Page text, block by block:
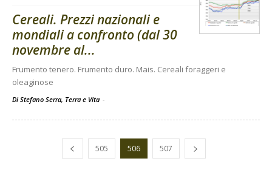
Cereali. Prezzi nazionali e
mondiali a confronto (dal 30
novembre al...
Frumento tenero. Frumento duro. Mais. Cereali foraggeri e
oleaginose
Di Stefano Serra, Terra e Vita -
505 506 507